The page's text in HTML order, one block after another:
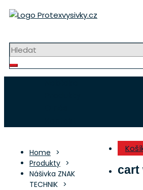
Přeskočit
cart
Home
Produkty
Nášivka ZNAK
TECHNIK